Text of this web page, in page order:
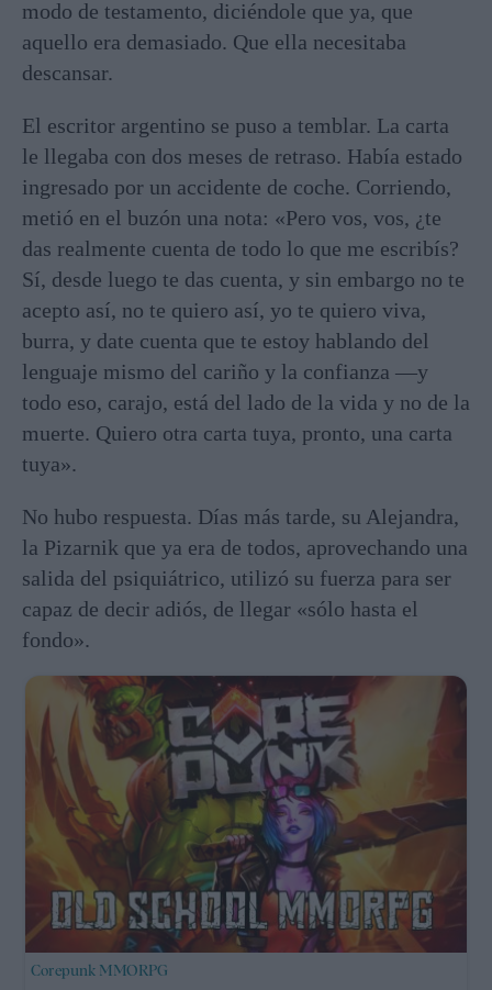
modo de testamento, diciéndole que ya, que
aquello era demasiado. Que ella necesitaba
descansar.
El escritor argentino se puso a temblar. La carta
le llegaba con dos meses de retraso. Había estado
ingresado por un accidente de coche. Corriendo,
metió en el buzón una nota: «Pero vos, vos, ¿te
das realmente cuenta de todo lo que me escribís?
Sí, desde luego te das cuenta, y sin embargo no te
acepto así, no te quiero así, yo te quiero viva,
burra, y date cuenta que te estoy hablando del
lenguaje mismo del cariño y la confianza —y
todo eso, carajo, está del lado de la vida y no de la
muerte. Quiero otra carta tuya, pronto, una carta
tuya».
No hubo respuesta. Días más tarde, su Alejandra,
la Pizarnik que ya era de todos, aprovechando una
salida del psiquiátrico, utilizó su fuerza para ser
capaz de decir adiós, de llegar «sólo hasta el
fondo».
Corepunk MMORPG